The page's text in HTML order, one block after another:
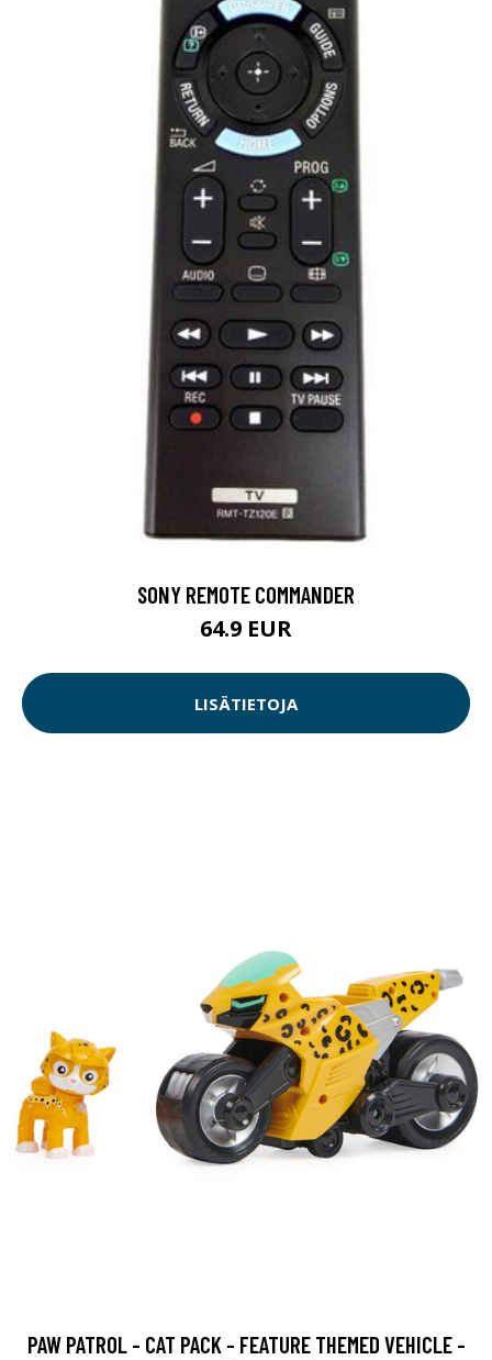
SONY REMOTE COMMANDER
64.9 EUR
LISÄTIETOJA
PAW PATROL - CAT PACK - FEATURE THEMED VEHICLE -